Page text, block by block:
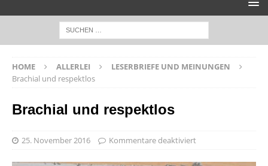
HOME ALLERLEI
LESERBRIEFE UND MEINUNGEN
Brachial und respektlos
Brachial und respektlos
25. November 2016 Kommentare deaktiviert